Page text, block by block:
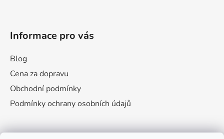
Informace pro vás
Blog
Cena za dopravu
Obchodní podmínky
Podmínky ochrany osobních údajů